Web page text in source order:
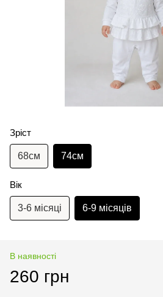
Зріст
68см 74см
Вік
3-6 місяці 6-9 місяців
В наявності
260 грн